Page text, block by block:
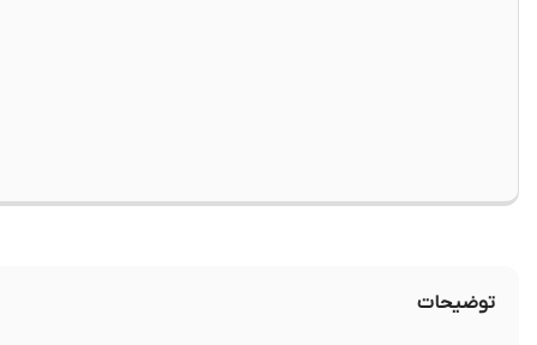
توضیحات